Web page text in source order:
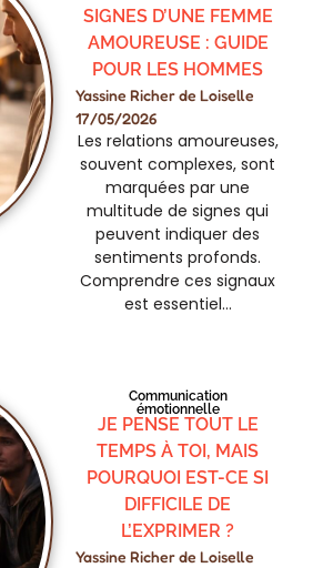
SIGNES D’UNE FEMME
AMOUREUSE : GUIDE
POUR LES HOMMES
Yassine Richer de Loiselle
17/05/2026
Les relations amoureuses,
souvent complexes, sont
marquées par une
multitude de signes qui
peuvent indiquer des
sentiments profonds.
Comprendre ces signaux
est essentiel…
Communication
émotionnelle
JE PENSE TOUT LE
TEMPS À TOI, MAIS
POURQUOI EST-CE SI
DIFFICILE DE
L’EXPRIMER ?
Yassine Richer de Loiselle